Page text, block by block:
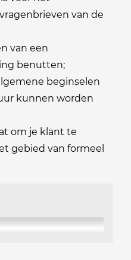
van de
van een
benutten;
beginselen
kunnen worden
om je klant te
gebied van formeel